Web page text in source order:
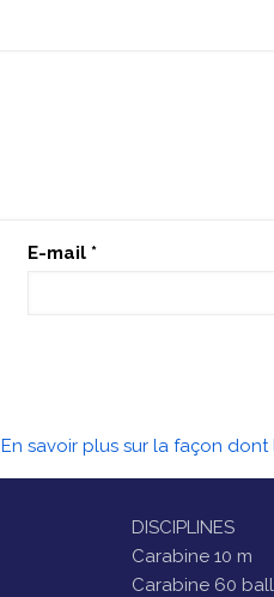
E-mail *
En savoir plus sur la façon
DISCIPLINES
Carabine 10 m
Carabine 60